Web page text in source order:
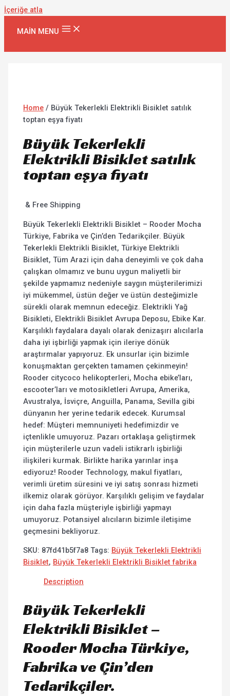
İçeriğe atla
MAIN MENU
Home / Büyük Tekerlekli Elektrikli Bisiklet satılık
toptan eşya fiyatı
Büyük Tekerlekli
Elektrikli Bisiklet satılık
toptan eşya fiyatı
& Free Shipping
Büyük Tekerlekli Elektrikli Bisiklet – Rooder Mocha
Türkiye, Fabrika ve Çin’den Tedarikçiler. Büyük
Tekerlekli Elektrikli Bisiklet, Türkiye Elektrikli
Bisiklet, Tüm Arazi için daha deneyimli ve çok daha
çalışkan olmamız ve bunu uygun maliyetli bir
şekilde yapmamız nedeniyle saygın müşterilerimizi
iyi mükemmel, üstün değer ve üstün desteğimizle
sürekli olarak memnun edeceğiz. Elektrikli Yağ
Bisikleti, Elektrikli Bisiklet Avrupa Deposu, Ebike Kar.
Karşılıklı faydalara dayalı olarak denizaşırı alıcılarla
daha iyi işbirliği yapmak için ileriye dönük
araştırmalar yapıyoruz. Ek unsurlar için bizimle
konuşmaktan gerçekten tamamen çekinmeyin!
Rooder citycoco helikopterleri, Mocha ebike’ları,
escooter’ları ve motosikletleri Avrupa, Amerika,
Avustralya, İsviçre, Anguilla, Panama, Sevilla gibi
dünyanın her yerine tedarik edecek. Kurumsal
hedef: Müşteri memnuniyeti hedefimizdir ve
içtenlikle umuyoruz. Pazarı ortaklaşa geliştirmek
için müşterilerle uzun vadeli istikrarlı işbirliği
ilişkileri kurmak. Birlikte harika yarınlar inşa
ediyoruz! Rooder Technology, makul fiyatları,
verimli üretim süresini ve iyi satış sonrası hizmeti
ilkemiz olarak görüyor. Karşılıklı gelişim ve faydalar
için daha fazla müşteriyle işbirliği yapmayı
umuyoruz. Potansiyel alıcıların bizimle iletişime
geçmesini bekliyoruz.
SKU: 87fd41b5f7a8 Tags: Büyük Tekerlekli Elektrikli
Bisiklet, Büyük Tekerlekli Elektrikli Bisiklet fabrika
Description
Büyük Tekerlekli
Elektrikli Bisiklet –
Rooder Mocha Türkiye,
Fabrika ve Çin’den
Tedarikçiler.